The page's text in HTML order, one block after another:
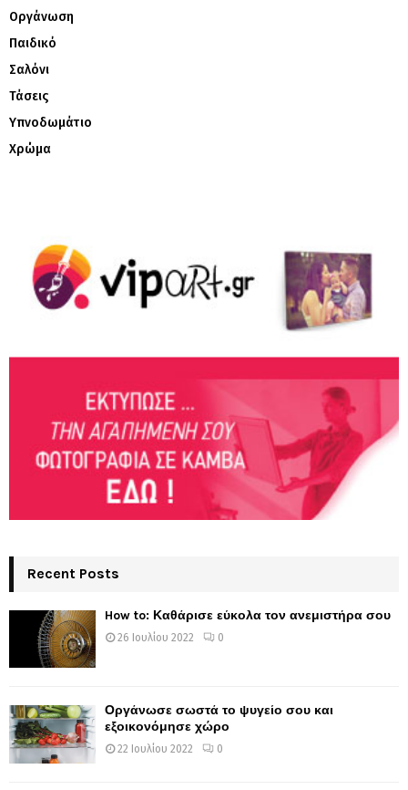
Οργάνωση
Παιδικό
Σαλόνι
Τάσεις
Υπνοδωμάτιο
Χρώμα
Recent Posts
How to: Καθάρισε εύκολα τον ανεμιστήρα σου
26 Ιουλίου 2022 0
Οργάνωσε σωστά το ψυγείο σου και
εξοικονόμησε χώρο
22 Ιουλίου 2022 0